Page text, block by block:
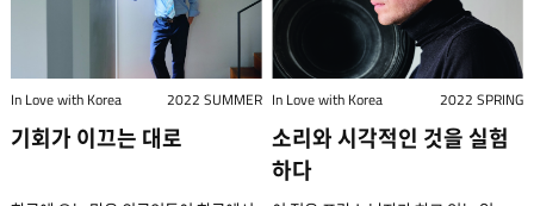
들었다. 6개월에서 1년 정도 한 장르만
듣다가 다른 장르로 넘어가곤 했다.
한국에 왔을 때는 아방가르드, 실험
음악, 일렉트로닉 음악 등 다소 특이한
된 계기는? 콕 짚어 말하기는 어렵지만,
우리 미용실에 오는 한국인 손님들을
유심히 봤어요. 일본으로 유학 온
손님도, 일 때문에 건너온 손님도,
하나같이 자기 삶을 멋지게 가꾸는
나라라면 몇 년 안에 세계의 유행을
선도하겠구나 싶었어요. 직접 가보고
다루는 곳이었고, 그 중에는 세계적으로
유명한 셰프 필립 하워드가 공동 소유한
미슐랭 2스타 레스토랑인 더스퀘어
(The Square)에서의 일이 포함되었다.
그 다음에는 하워드가 공동으로 소유한
그것은 분명 그의 인생의 전환점이었다.
첫째로, 그는 나중에 그와 결혼하게 될
여성인 김휘아(金輝妸 Kim Hwi-a)
씨를 만났다. “우리는 데이트 앱에서
만났어요. 그녀는 상수동에, 나는
합정동에 살고 있어서 거의 이웃이었죠.
우리는 서로 잘 맞았어요. 근데 그녀를
사물을 생각하는지를 결정하는 것
같아요.” 유튜브 채널에 올릴 콘텐츠의
기획과 촬영, 편집 등에는 시간도 많이
투입되고 이 모든 것을 효율적으로 하기
위해서는 조율할 것도 많다. 그래서
전업이나 마찬가지다. 그래도 90만
마음에 드는 곳이 없었어요. 그러다
지인의 소개로 이 땅을 만났어요.
보자마자 ‘여기다’ 싶었죠.” 도미니크
씨는 아내와 가꾸는 약 4,000㎡의
농토를 ‘숲과 같은 포도밭’이라 부른다.
이들의 밭엔 10여 종의 포도나무와
30종 안팎의 사과나무가 있다. 다양한
두고, 당구 팬들은 길이길이 남을
명승부라며 극찬을 이어갔다.
월드챔피언십 우승자 되다 “이번
월드챔피언십 우승은 그랜드슬램이라는
순간, 정말 믿을 수 없었죠. 승리의
혼자 펑펑 울었어요. 그동안 힘들었던
이제 작은 회사를 운영하면서 서울에서
살고 있다. “전혀 계획하지 않았어요.
그냥 그렇게 된 거예요”라고 그녀는
말한다. “외국으로 이주한 사람들은
시작해요. 그렇게 저도 글쓰기를
시작했죠. 그리고 특정 지역의 지원을
받아 여행할 수 있는 기회를 얻었어요.
연남동에서 새로 업로드 할 영상 촬영을
준비하던 중에도 지나가는 이웃들과
손을 흔들며 인사를 건네거나 안부를
사랑한다고 말한다. 다니엘 브라이트와
조엘 베넷은 서울 마포구 연남동
완벽하게 성공한 뉴욕커일지도 모른다.
프린스턴 대학에서 공부하고 와튼 경영
대학원 MBA를 취득하고 월스트리트
그런 그가 왜 맨해튼에서의 생활과
아파트를 떠나 한국에서 새로운 일을
찾고 서울의 높은 지역 골목길 꼭대기에
In Love with Korea 2022 SUMMER
기회가 이끄는 대로
In Love with Korea 2022 SPRING
소리와 시각적인 것을 실험
하다